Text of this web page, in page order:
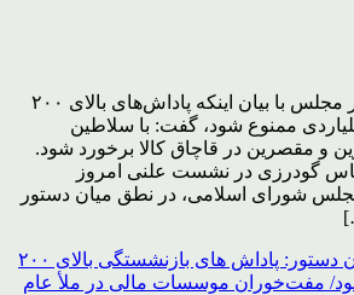
نماینده مردم بروجرد در مجلس با بیان اینکه پاداش‌های بالای ۲۰۰
ممنوع شود، گفت: با سلاطین
و مقصرین در قاچاق کالا برخورد شود.
گودرزی در نشست علنی امروز
دی ماه) مجلس شورای اسلامی، در نطق میان دستور